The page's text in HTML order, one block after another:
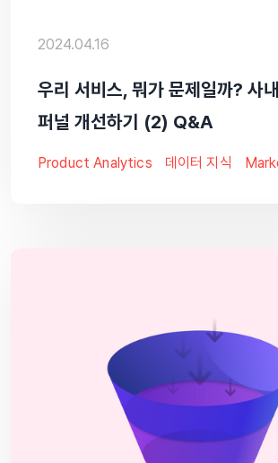
2024.04.16
우리 서비스, 뭐가 문제일까? 사
퍼널 개선하기 (2) Q&A
Product Analytics 데이터 지식